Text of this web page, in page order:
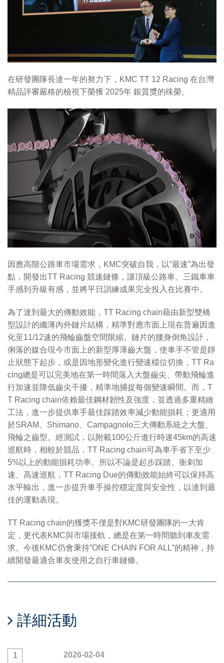
在研發團隊長達一年的努力下，KMC TT 12 Racing 在台灣
精品評審嚴格的檢視下榮獲 2025年 銀質獎的殊榮。
因應高階公路車市場需求，KMC突破自我，以”最速”為出發
點，開發出TT Racing 競速鏈條，讓頂級公路車、三鐵車車
手感到升級有感，並將平日訓練成果完全投入在比賽中。
為了達到最大的傳動效能，TT Racing chain藉由新型雙橋
型設計的纖薄內外鏈片結構，精準對應市面上現在普遍因進
化至11/12速的飛輪齒盤空間限縮。鏈片的腰身倒角設計，
俐落的媒合現今市面上的新型厚薄齒大盤，使車手不管是靜
止狀態下起步，或是因地形變化進行變速檔位切換，TT Ra
cing總是可以完美地在第一時間落入大盤齒尖、帶動飛輪進
行加速並降低齒尖干擾，精準地捕捉每個變速瞬間。而，T
T Racing chain依賴最佳鋼材韌性及強度，並透過多重精緻
工法，進一步提供車手最佳踩踏效率減少動能損耗；更適用
於SRAM、Shimano、Campagnolo三大傳動系統之大盤、
飛輪之齒型。經測試，以附載100公斤進行時速45km的高速
巡航時，相較於競品，TT Racing chain可為車手省下至少
5%以上的動能損耗功率。所以不論是起步踩踏、衝刺加
速、高速巡航，TT Racing Due的傳動效能始終可以保持高
水平輸出，進一步提升車手操控穩定度與安全性，以達到最
佳的運動表現。
TT Racing chain的獲獎不僅是對KMC研發團隊的一大肯
定，更代表KMC與市場接軌，總是在第一時間聽到車友需
求。今後KMC仍會秉持”ONE CHAIN FOR ALL”的精神，持
續開發最適合車友使用之自行車鏈條。
詳細活動
1
2026-02-04